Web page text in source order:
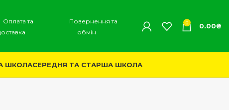
Оплата та
Повернення та
обмін
0 0.00₴
ШКОЛАСЕРЕДНЯ ТА СТАРША ШКОЛА